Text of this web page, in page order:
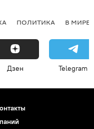
ПОЛИТИКА В МИРЕ
Дзен Telegram